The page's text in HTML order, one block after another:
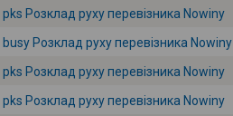
pks Розклад руху перевізника Nowiny
busy Розклад руху перевізника Nowiny
pks Розклад руху перевізника Nowiny
pks Розклад руху перевізника Nowiny